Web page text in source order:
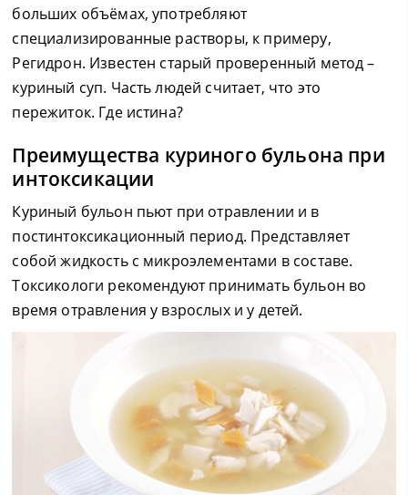
больших объёмах, употребляют
специализированные растворы, к примеру,
Регидрон. Известен старый проверенный метод –
куриный суп. Часть людей считает, что это
пережиток. Где истина?
Преимущества куриного бульона при
интоксикации
Куриный бульон пьют при отравлении и в
постинтоксикационный период. Представляет
собой жидкость с микроэлементами в составе.
Токсикологи рекомендуют принимать бульон во
время отравления у взрослых и у детей.